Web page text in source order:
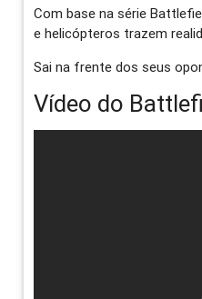
Com base na série
e helicópteros trazem
Sai na frente dos seus
Vídeo do